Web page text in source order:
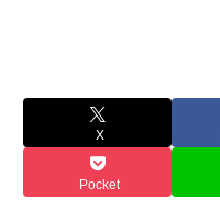
X
Pocket